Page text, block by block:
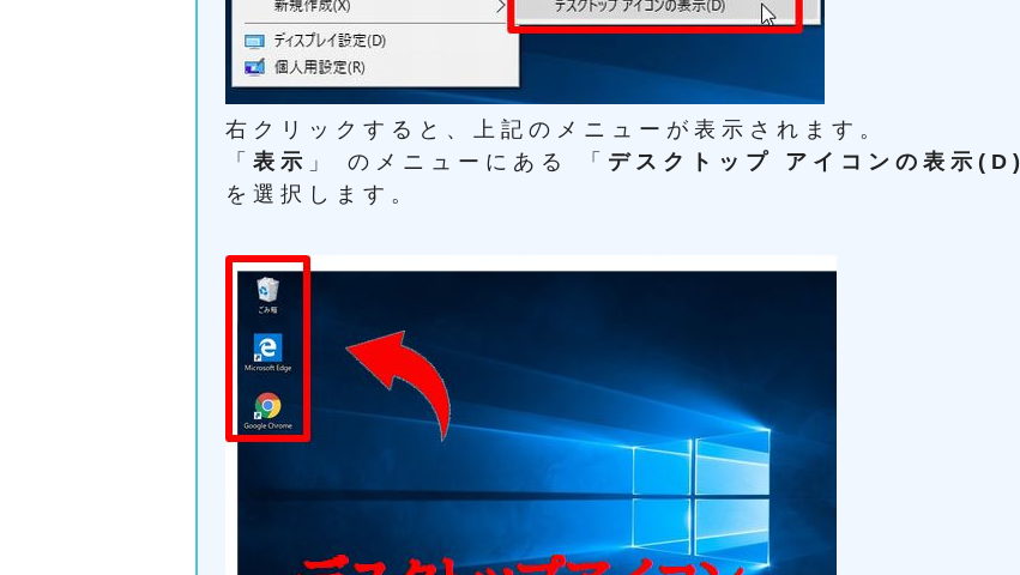
右クリックすると、上記のメニューが表示されます。
「 表示 」 のメニューにある 「 デスクトップ アイコンの表示(D)
を選択します。